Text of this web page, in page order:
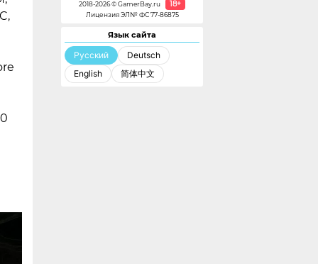
2018-2026 © GamerBay.ru 18+
Лицензия ЭЛ№ ФС 77-86875
Язык сайта
Русский
Deutsch
English
简体中文